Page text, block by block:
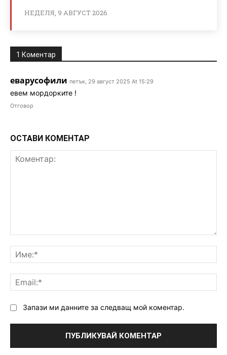
НЕДЕЛЯ, 9 АВГУСТ 2026
1 Коментар
еварусофили петък, 29 август 2025 At 15:29
евем мордорките !
Отговор
ОСТАВИ КОМЕНТАР
Запази ми данните за следващ мой коментар.